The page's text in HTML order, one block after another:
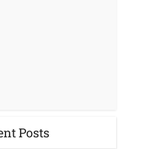
Posts